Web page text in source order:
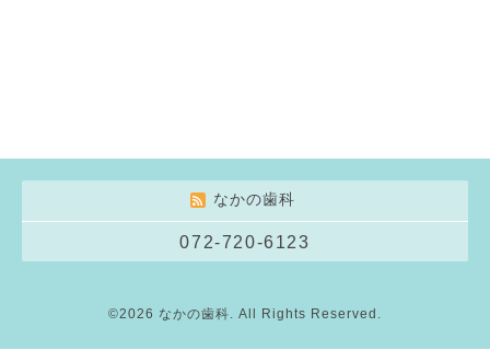
なかの歯科
072-720-6123
©2026 なかの歯科. All Rights Reserved.